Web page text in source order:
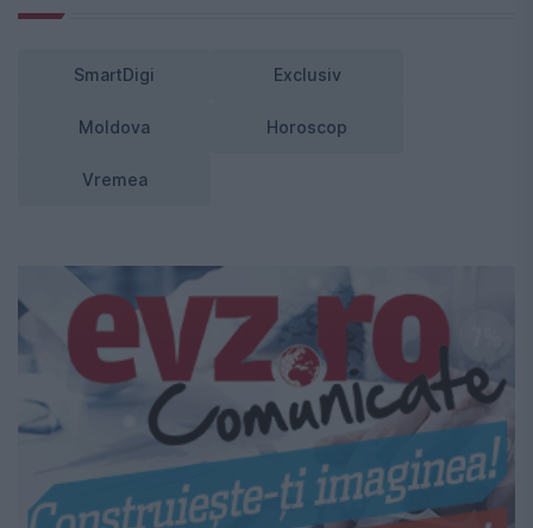
SmartDigi Exclusiv
Moldova Horoscop
Vremea